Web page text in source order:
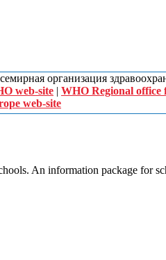
web-site | WHO Regional office
web-site
An information package for